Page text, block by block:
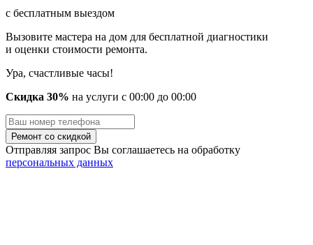
с бесплатным выездом
Вызовите мастера на дом для бесплатной диагностики
и оценки стоимости ремонта.
Ура, счастливые часы!
Скидка 30% на услуги с 00:00 до 00:00
Отправляя запрос Вы соглашаетесь на обработку
персональных данных